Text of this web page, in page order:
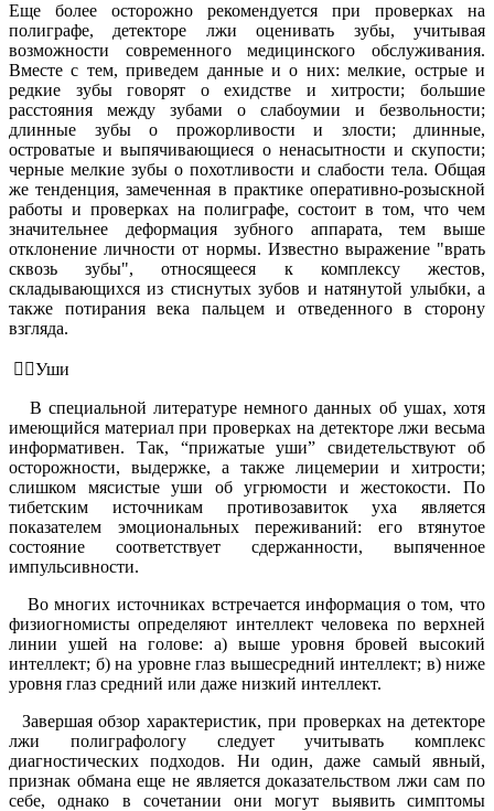
Еще более осторожно рекомендуется при проверках на
полиграфе, детекторе лжи оценивать зубы, учитывая
возможности современного медицинского обслуживания.
Вместе с тем, приведем данные и о них: мелкие, острые и
редкие зубы говорят о ехидстве и хитрости; большие
расстояния между зубами о слабоумии и безвольности;
длинные зубы о прожорливости и злости; длинные,
островатые и выпячивающиеся о ненасытности и скупости;
черные мелкие зубы о похотливости и слабости тела. Общая
же тенденция, замеченная в практике оперативно-розыскной
работы и проверках на полиграфе, состоит в том, что чем
значительнее деформация зубного аппарата, тем выше
отклонение личности от нормы. Известно выражение "врать
сквозь зубы", относящееся к комплексу жестов,
складывающихся из стиснутых зубов и натянутой улыбки, а
также потирания века пальцем и отведенного в сторону
взгляда.
👳‍♂️Уши
В специальной литературе немного данных об ушах, хотя
имеющийся материал при проверках на детекторе лжи весьма
информативен. Так, “прижатые уши” свидетельствуют об
осторожности, выдержке, а также лицемерии и хитрости;
слишком мясистые уши об угрюмости и жестокости. По
тибетским источникам противозавиток уха является
показателем эмоциональных переживаний: его втянутое
состояние соответствует сдержанности, выпяченное
импульсивности.
Во многих источниках встречается информация о том, что
физиогномисты определяют интеллект человека по верхней
линии ушей на голове: а) выше уровня бровей высокий
интеллект; б) на уровне глаз вышесредний интеллект; в) ниже
уровня глаз средний или даже низкий интеллект.
Завершая обзор характеристик, при проверках на детекторе
лжи полиграфологу следует учитывать комплекс
диагностических подходов. Ни один, даже самый явный,
признак обмана еще не является доказательством лжи сам по
себе, однако в сочетании они могут выявить симптомы